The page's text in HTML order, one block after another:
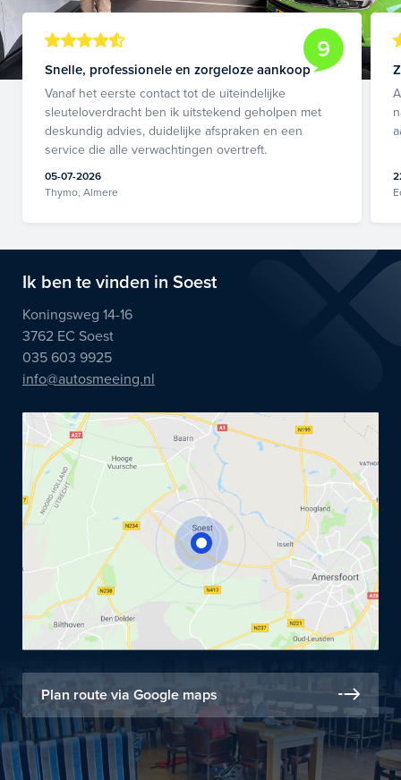
9
Snelle, professionele en zorgeloze aankoop
Vanaf het eerste contact tot de uiteindelijke
sleuteloverdracht ben ik uitstekend geholpen met
deskundig advies, duidelijke afspraken en een
service die alle verwachtingen overtreft.
05-07-2026
Thymo, Almere
Ik ben te vinden in Soest
Koningsweg 14-16
3762 EC Soest
035 603 9925
info@autosmeeing.nl
Plan route via Google maps